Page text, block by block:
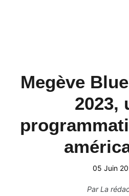
Megève
2023,
05 Juin
ParLa